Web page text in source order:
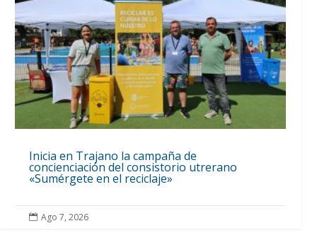
Inicia en Trajano la campaña de
concienciación del consistorio utrerano
«Sumérgete en el reciclaje»
 Ago 7, 2026